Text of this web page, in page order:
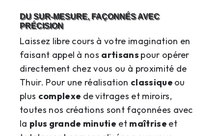
DU SUR-MESURE, FAÇONNÉS AVEC
PRÉCISION
Laissez libre cours à votre imagination en
faisant appel à nos artisans pour opérer
directement chez vous ou à proximité de
Thuir. Pour une réalisation classique ou
plus complexe de vitrages et miroirs,
toutes nos créations sont façonnées avec
la plus grande minutie et maîtrise et